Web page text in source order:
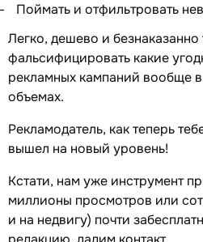
Поймать и отфильтровать
Легко, дешево и
фальсифицировать какие
рекламных кампаний вообще
объемах.
Рекламодатель, как теперь
вышел на новый уровень!
Кстати, нам уже инструмент
миллионы просмотров или
и на недвигу) почти